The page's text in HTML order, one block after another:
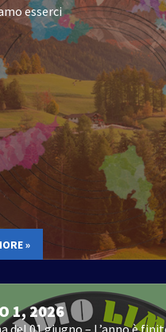
esserci
»
1, 2026